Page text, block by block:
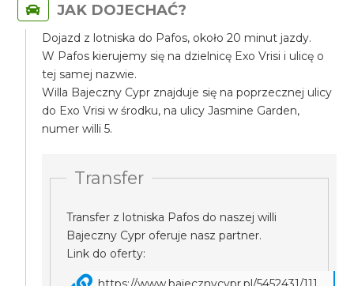
JAK DOJECHAĆ?
Dojazd z lotniska do Pafos, około 20 minut jazdy.
W Pafos kierujemy się na dzielnicę Exo Vrisi i ulicę o
tej samej nazwie.
Willa Bajeczny Cypr znajduje się na poprzecznej ulicy
do Exo Vrisi w środku, na ulicy Jasmine Garden,
numer willi 5.
Transfer
Transfer z lotniska Pafos do naszej willi
Bajeczny Cypr oferuje nasz partner.
Link do oferty: